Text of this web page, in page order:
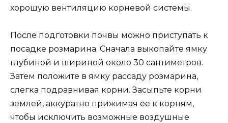
хорошую вентиляцию корневой системы.
После подготовки почвы можно приступать к
посадке розмарина. Сначала выкопайте ямку
глубиной и шириной около 30 сантиметров.
Затем положите в ямку рассаду розмарина,
слегка подравнивая корни. Засыпьте корни
землей, аккуратно прижимая ее к корням,
чтобы исключить возможные воздушные